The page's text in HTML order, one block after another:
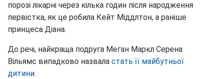
порозі лікарні через кілька годин після народження
первістка, як це робила Кейт Міддлтон, а раніше
принцеса Діана.
До речі, найкраща подруга Меган Маркл Серена
Вільямс випадково назвала стать її майбутньої
дитини.